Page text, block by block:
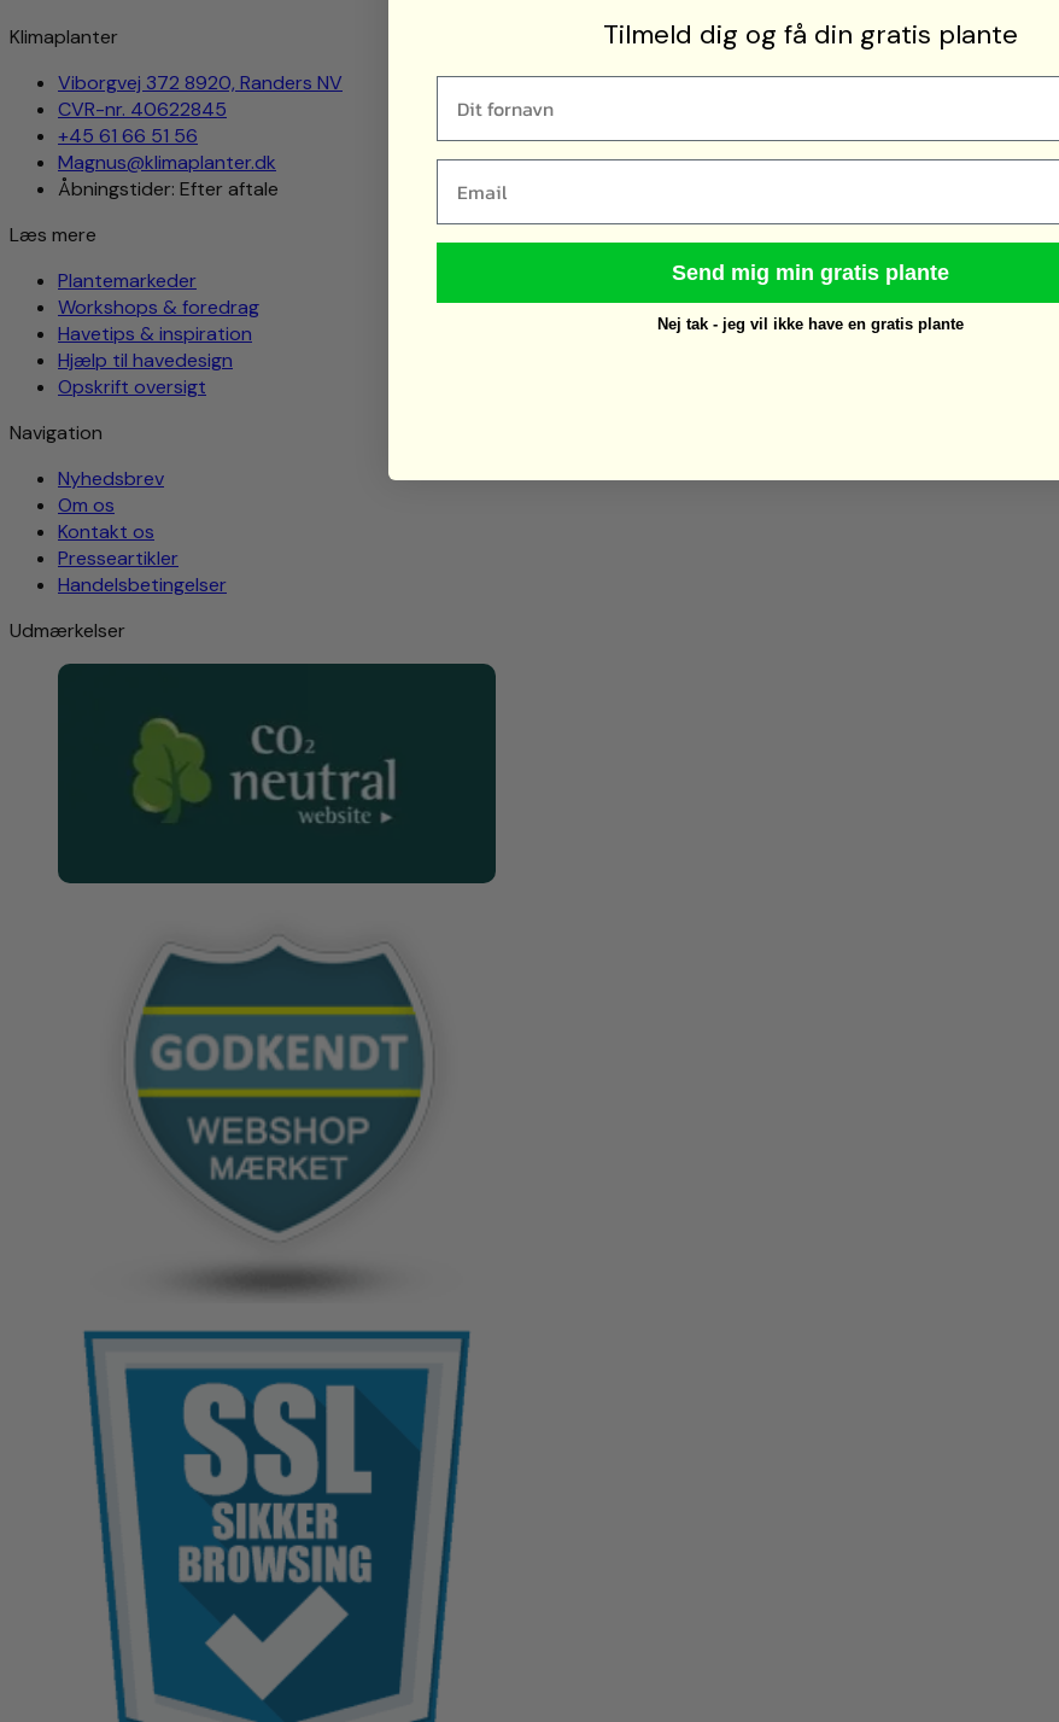
Klimaplanter
Viborgvej 372 8920, Randers NV
CVR-nr. 40622845
+45 61 66 51 56
Magnus@klimaplanter.dk
Åbningstider: Efter aftale
Læs mere
Plantemarkeder
Workshops & foredrag
Havetips & inspiration
Hjælp til havedesign
Opskrift oversigt
Navigation
Nyhedsbrev
Om os
Kontakt os
Presseartikler
Handelsbetingelser
Udmærkelser
Tilmeld dig og få din gratis plante
Send mig min gratis plante
Nej tak - jeg vil ikke have en gratis plante